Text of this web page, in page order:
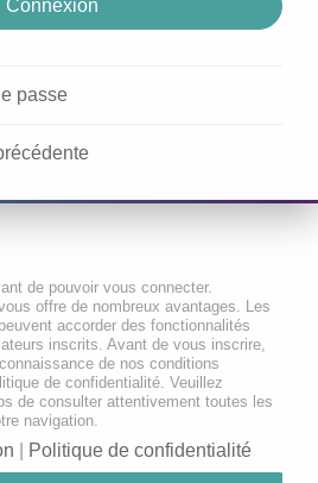
passe
de pouvoir vous connecter.
offre de nombreux avantages. Les
accorder des fonctionnalités
inscrits. Avant de vous inscrire,
de nos conditions
de confidentialité. Veuillez
de consulter attentivement toutes les
navigation.
Politique de confidentialité